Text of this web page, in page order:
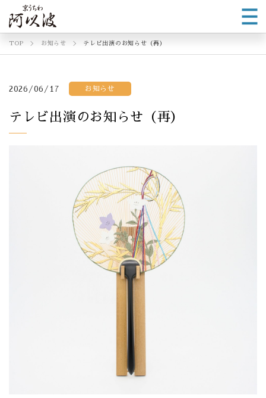
TOP お知らせ テレビ出演のお知らせ（再）
2026/06/17 お知らせ
テレビ出演のお知らせ（再）